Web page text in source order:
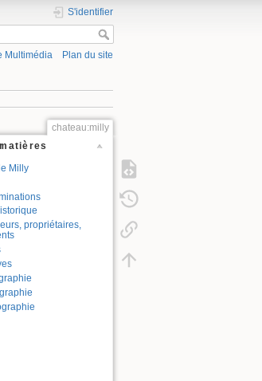
S'identifier
Multimédia Plan du site
chateau:milly
Milly
propriétaires,